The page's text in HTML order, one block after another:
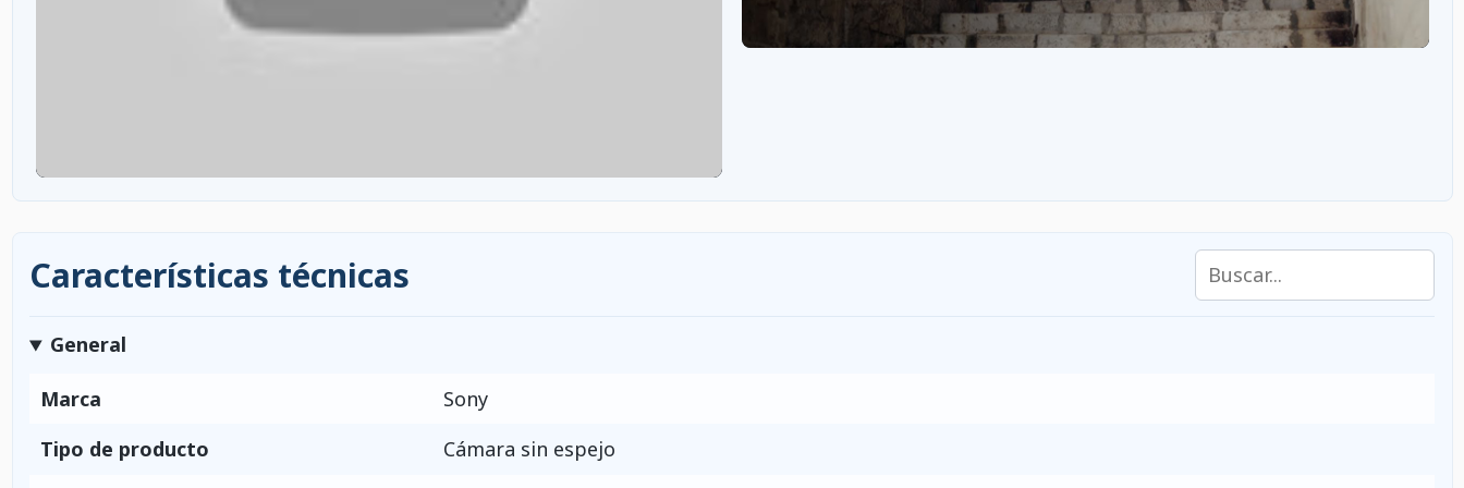
Características técnicas Buscar en las características
General
Marca
Sony
Tipo de producto
Cámara sin espejo